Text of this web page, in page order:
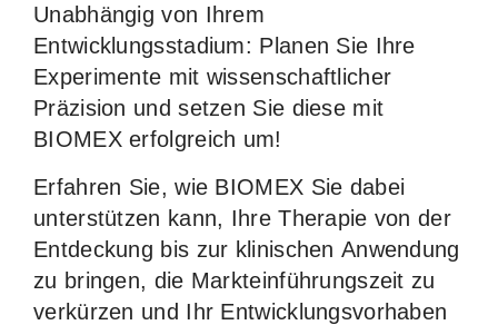
Unabhängig von Ihrem
Entwicklungsstadium: Planen Sie Ihre
Experimente mit wissenschaftlicher
Präzision und setzen Sie diese mit
BIOMEX erfolgreich um!
Erfahren Sie, wie BIOMEX Sie dabei
unterstützen kann, Ihre Therapie von der
Entdeckung bis zur klinischen Anwendung
zu bringen, die Markteinführungszeit zu
verkürzen und Ihr Entwicklungsvorhaben